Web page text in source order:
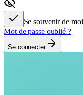
Se souvenir de moi
Mot de passe oublié ?
Se connecter